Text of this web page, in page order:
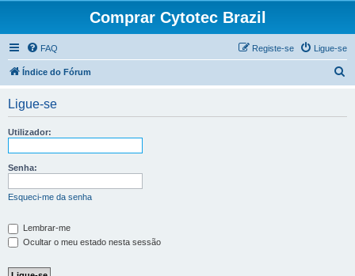
Comprar Cytotec Brazil
FAQ Ligue-se
Registe-se
Índice do Fórum
Ligue-se
Utilizador:
Senha:
Esqueci-me da senha
Lembrar-me
Ocultar o meu estado nesta sessão